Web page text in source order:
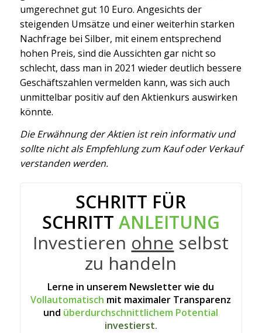
umgerechnet gut 10 Euro. Angesichts der
steigenden Umsätze und einer weiterhin starken
Nachfrage bei Silber, mit einem entsprechend
hohen Preis, sind die Aussichten gar nicht so
schlecht, dass man in 2021 wieder deutlich bessere
Geschäftszahlen vermelden kann, was sich auch
unmittelbar positiv auf den Aktienkurs auswirken
könnte.
Die Erwähnung der Aktien ist rein informativ und
sollte nicht als Empfehlung zum Kauf oder Verkauf
verstanden werden.
SCHRITT FÜR
SCHRITT ANLEITUNG
Investieren ohne selbst
zu handeln
Lerne in unserem Newsletter wie du
Vollautomatisch mit maximaler Transparenz
und überdurchschnittlichem Potential
investierst.